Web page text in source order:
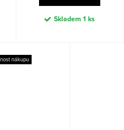
Skladem 1 ks
nákupu